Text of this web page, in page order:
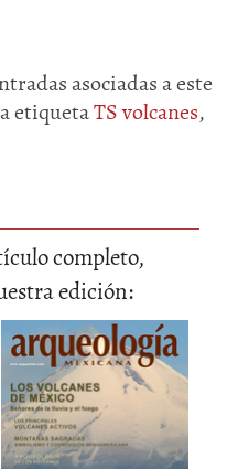
asociadas a este
etiquetaTS volcanes,
completo,
edición: